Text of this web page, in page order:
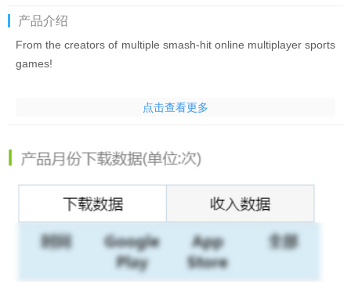
产品介绍
From the creators of multiple smash-hit online multiplayer sports
games!
Dribble, shoot, score, WIN in this competitive live multiplayer
skills, moves and fakes to juke out your opponent and shoot for
the basket! On defense, stay in the face of the attacker, steal the
ball, and time your leaps to block their shots! All in REAL-TIME!
REALISTIC 3D GRAPHICS
点击查看更多